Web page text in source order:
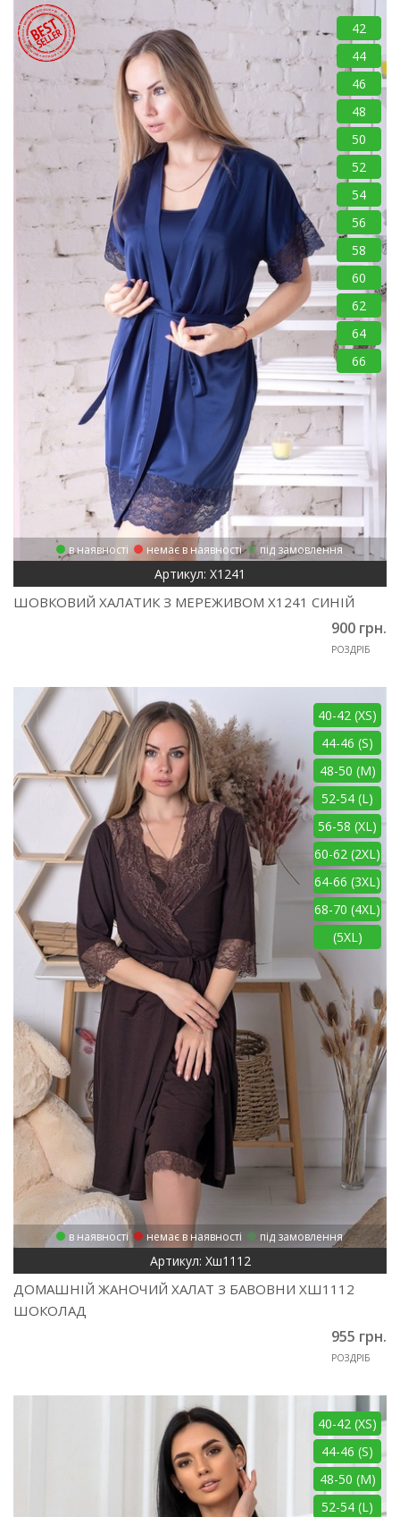
42
44
46
48
50
52
54
56
58
60
62
64
66
в наявності немає в наявності під замовлення
Артикул: Х1241
ШОВКОВИЙ ХАЛАТИК З МЕРЕЖИВОМ Х1241 СИНІЙ
900 грн.
РОЗДРІБ
40-42 (XS)
44-46 (S)
48-50 (M)
52-54 (L)
56-58 (XL)
60-62 (2XL)
64-66 (3XL)
68-70 (4XL)
(5XL)
в наявності немає в наявності під замовлення
Артикул: Хш1112
ДОМАШНІЙ ЖАНОЧИЙ ХАЛАТ З БАВОВНИ ХШ1112
ШОКОЛАД
955 грн.
РОЗДРІБ
40-42 (XS)
44-46 (S)
48-50 (M)
52-54 (L)